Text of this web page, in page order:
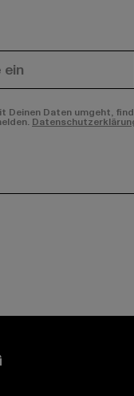
Deinen Daten umgeht,